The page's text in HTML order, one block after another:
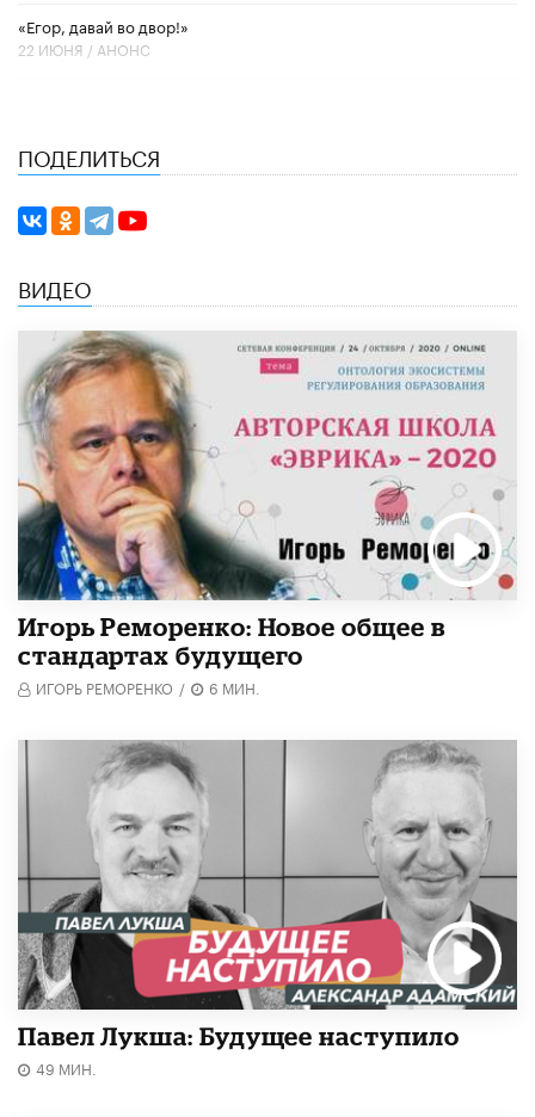
«Егор, давай во двор!»
22 ИЮНЯ / АНОНС
ПОДЕЛИТЬСЯ
ВИДЕО
Игорь Реморенко: Новое общее в
стандартах будущего
ИГОРЬ РЕМОРЕНКО / 6 МИН.
Павел Лукша: Будущее наступило
49 МИН.